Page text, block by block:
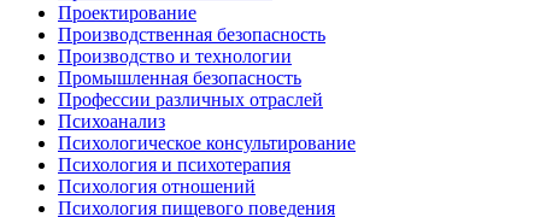
Проектирование
Производственная безопасность
Производство и технологии
Промышленная безопасность
Профессии различных отраслей
Психоанализ
Психологическое консультирование
Психология и психотерапия
Психология отношений
Психология пищевого поведения